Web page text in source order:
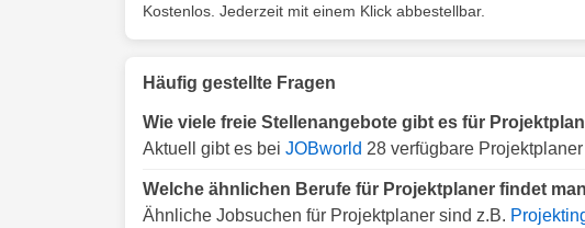
Kostenlos. Jederzeit mit einem Klick abbestellbar.
Häufig gestellte Fragen
Wie viele freie Stellenangebote gibt es für
Aktuell gibt es bei JOBworld 28 verfügbare
Welche ähnlichen Berufe für Projektplaner findet
Ähnliche Jobsuchen für Projektplaner sind z.B.